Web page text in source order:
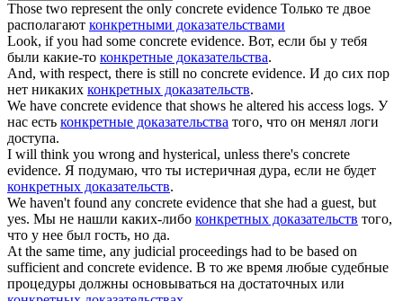
Those two represent the only concrete evidence Только те двое
располагают конкретными доказательствами
Look, if you had some concrete evidence. Вот, если бы у тебя
были какие-то конкретные доказательства.
And, with respect, there is still no concrete evidence. И до сих пор
нет никаких конкретных доказательств.
We have concrete evidence that shows he altered his access logs. У
нас есть конкретные доказательства того, что он менял логи
доступа.
I will think you wrong and hysterical, unless there's concrete
evidence. Я подумаю, что ты истеричная дура, если не будет
конкретных доказательств.
We haven't found any concrete evidence that she had a guest, but
yes. Мы не нашли каких-либо конкретных доказательств того,
что у нее был гость, но да.
At the same time, any judicial proceedings had to be based on
sufficient and concrete evidence. В то же время любые судебные
процедуры должны основываться на достаточных или